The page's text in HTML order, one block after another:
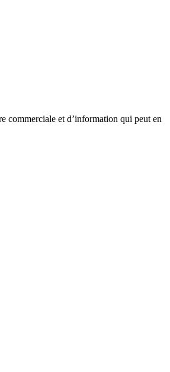
commerciale et d’information qui peut en